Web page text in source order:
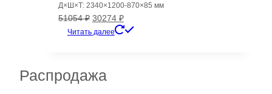
Д×Ш×Т: 2340×1200-870×85 мм
51054₽ Первоначальная
цена
30274 ₽Текущая
цена:
Читать далее
Распродажа